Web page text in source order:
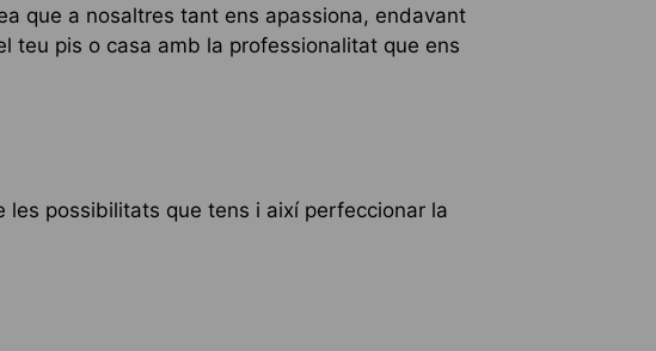
que a nosaltres tant ens apassiona, endavant
teu pis o casa amb la professionalitat que ens
les possibilitats que tens i així perfeccionar la